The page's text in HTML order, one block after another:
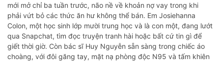
mới mở chỉ ba tuần trước, não nề về khoản nợ vay trong khi
phải vứt bỏ các thức ăn hư không thể bán. Em Josiehanna
Colon, một học sinh lớp mười trung học và là con một, đang lướt
qua Snapchat, tìm đọc truyện tranh hài hoặc bất cứ tin gì để
giết thời giờ. Còn bác sĩ Huy Nguyễn sẵn sàng trong chiếc áo
choàng, với đôi găng tay, mặt nạ phòng độc N95 và tấm khiên